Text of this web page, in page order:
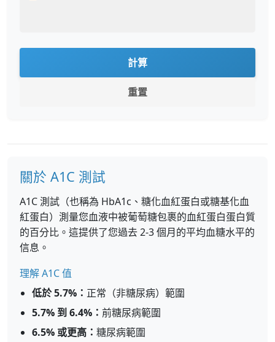
計算
重置
關於 A1C 測試
A1C 測試（也稱為 HbA1c、糖化血紅蛋白或糖基化血
紅蛋白）測量您血液中被葡萄糖包裹的血紅蛋白蛋白質
的百分比。這提供了您過去 2-3 個月的平均血糖水平的
信息。
理解 A1C 值
低於 5.7%： 正常（非糖尿病）範圍
5.7% 到 6.4%： 前糖尿病範圍
6.5% 或更高： 糖尿病範圍